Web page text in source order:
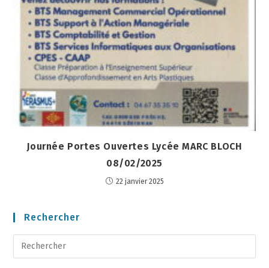
Journée Portes Ouvertes Lycée MARC BLOCH
08/02/2025
22 janvier 2025
Rechercher